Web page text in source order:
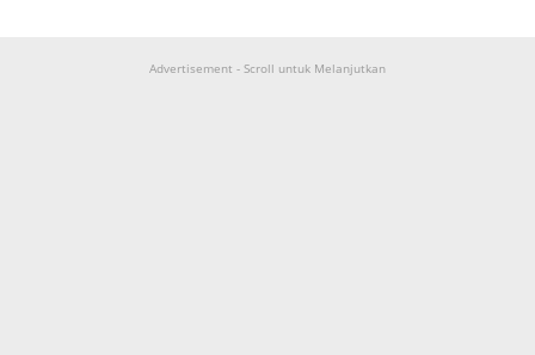
Advertisement - Scroll untuk Melanjutkan